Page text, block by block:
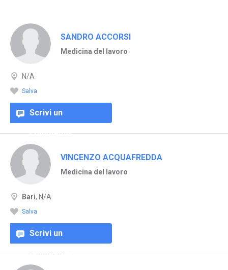
SANDRO ACCORSI
Medicina del lavoro
N/A
Salva
Scrivi un
commento
VINCENZO ACQUAFREDDA
Medicina del lavoro
Bari, N/A
Salva
Scrivi un
commento